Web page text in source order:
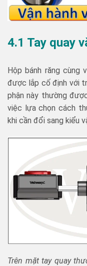
4.1 Tay quay
Hộp bánh răng cùng
được lắp cố định với
phận này thường
việc lựa chọn cách
khi cần đổi sang kiểu
Trên mặt tay quay